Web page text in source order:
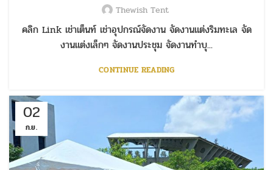
Thewish Tent
คลิก Link เช่าเต็นท์ เช่าอุปกรณ์จัดงาน จัดงานแต่งริมทะเล จัด
งานแต่งเล็กๆ จัดงานประชุม จัดงานทำบุ...
CONTINUE READING
02
ก.ย.